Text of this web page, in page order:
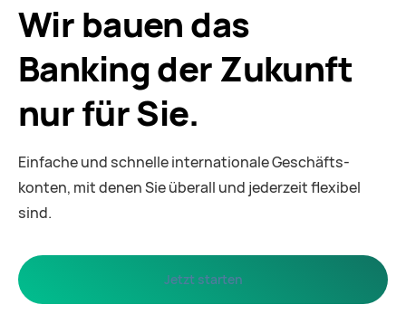
Wir bauen das
Banking der Zukunft
nur für Sie.
Einfache und schnelle internationale Geschäfts­
konten, mit denen Sie überall und jederzeit flexibel
sind.
Jetzt starten